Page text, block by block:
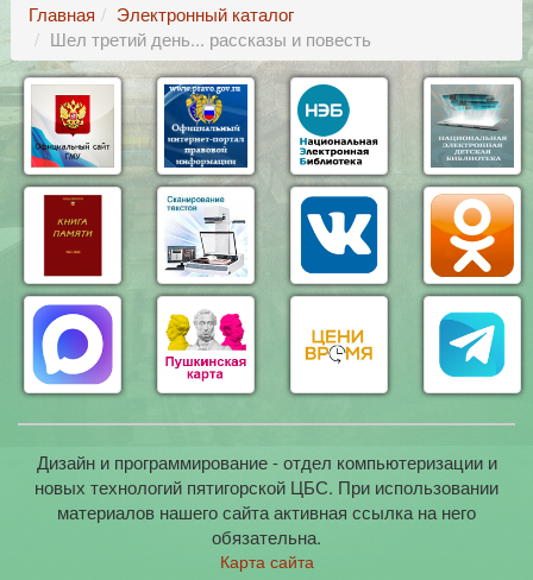
Главная
Электронный каталог
Шел третий день... рассказы и повесть
Дизайн и программирование - отдел компьютеризации и
новых технологий пятигорской ЦБС. При использовании
материалов нашего сайта активная ссылка на него
обязательна.
Карта сайта